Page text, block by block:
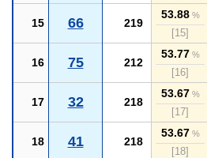
15 66 219
53.88%
[15]
16 75 212
53.77%
[16]
17 32 218
53.67%
[17]
18 41 218
53.67%
[18]